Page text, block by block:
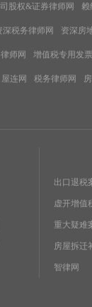
股权&证券律师网 赖
税务律师网 资深房
师网 增值税专用发
屋连网 税务律师网
出口退税
虚开增值
重大疑难
房屋拆迁
智律网